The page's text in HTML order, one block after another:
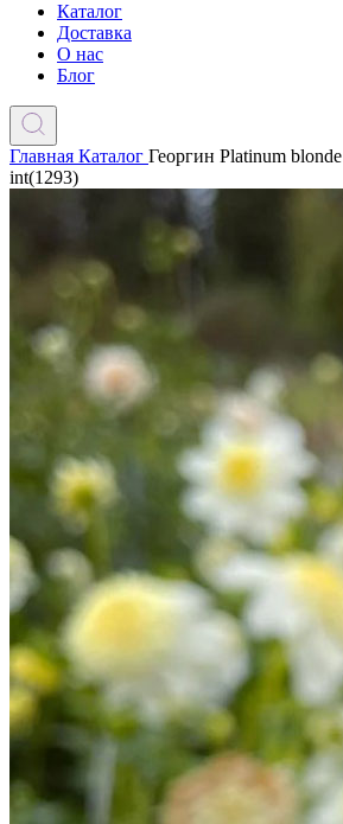
Каталог
Доставка
О нас
Блог
Главная Каталог Георгин Platinum blonde
int(1293)